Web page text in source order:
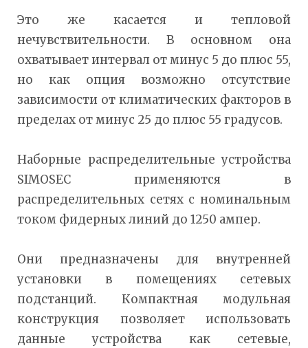
Это же касается и тепловой
нечувствительности. В основном она
охватывает интервал от минус 5 до плюс 55,
но как опция возможно отсутствие
зависимости от климатических факторов в
пределах от минус 25 до плюс 55 градусов.
Наборные распределительные устройства
SIMOSEC применяются в
распределительных сетях с номинальным
током фидерных линий до 1250 ампер.
Они предназначены для внутренней
установки в помещениях сетевых
подстанций. Компактная модульная
конструкция позволяет использовать
данные устройства как сетевые,